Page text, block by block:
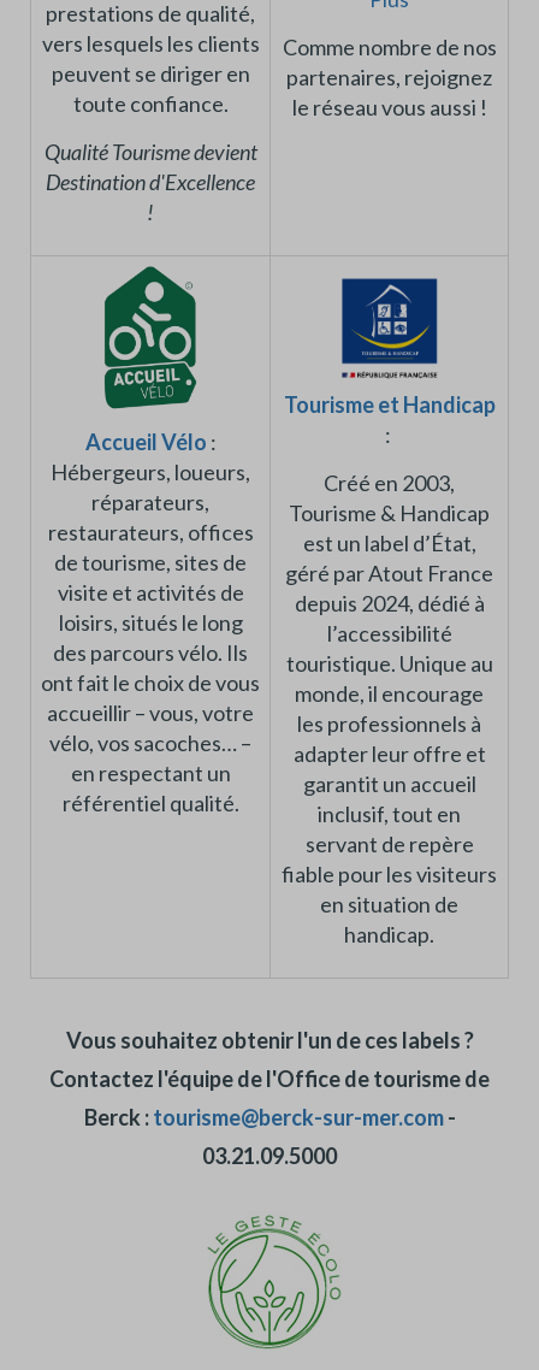
prestations de qualité,
vers lesquels les clients
peuvent se diriger en
toute confiance.
Qualité Tourisme devient
Destination d'Excellence
!
Comme nombre de nos
partenaires, rejoignez
le réseau vous aussi !
Accueil Vélo :
Hébergeurs, loueurs,
réparateurs,
restaurateurs, offices
de tourisme, sites de
visite et activités de
loisirs, situés le long
des parcours vélo. Ils
ont fait le choix de vous
accueillir – vous, votre
vélo, vos sacoches… –
en respectant un
référentiel qualité.
Tourisme et Handicap
:
Créé en 2003,
Tourisme & Handicap
est un label d’État,
géré par Atout France
depuis 2024, dédié à
l’accessibilité
touristique. Unique au
monde, il encourage
les professionnels à
adapter leur offre et
garantit un accueil
inclusif, tout en
servant de repère
fiable pour les visiteurs
en situation de
handicap.
Vous souhaitez obtenir l'un de ces labels ?
Contactez l'équipe de l'Office de tourisme de
Berck :tourisme@berck-sur-mer.com-
03.21.09.5000